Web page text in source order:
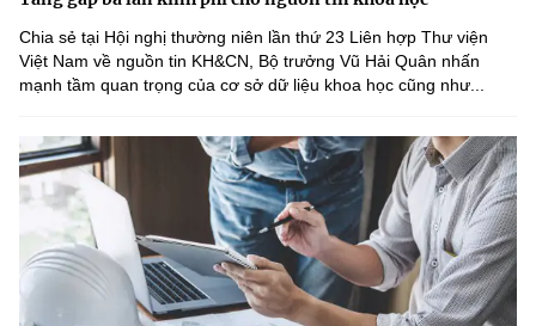
Chia sẻ tại Hội nghị thường niên lần thứ 23 Liên hợp Thư viện
Việt Nam về nguồn tin KH&CN, Bộ trưởng Vũ Hải Quân nhấn
mạnh tầm quan trọng của cơ sở dữ liệu khoa học cũng như...